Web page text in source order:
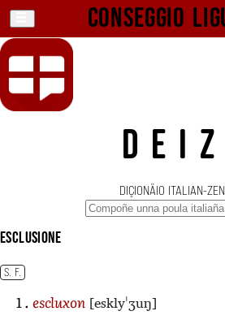
Conseggio
DIÇIONÄIO ITALIAN-
esclusione
S. F.
escluxon [esklyˈʒuŋ]